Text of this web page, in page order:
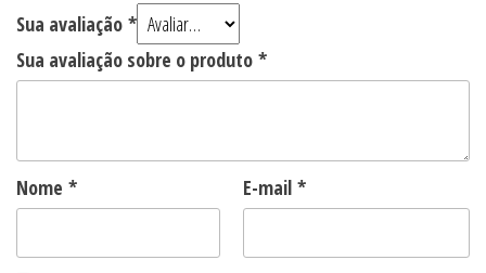
Sua avaliação *
Sua avaliação sobre o produto *
Nome * E-mail *